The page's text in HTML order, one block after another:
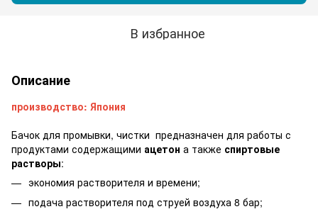
В избранное
Описание
производство: Япония
Бачок для промывки, чистки предназначен для работы с
продуктами содержащими ацетон а также спиртовые
растворы:
экономия растворителя и времени;
подача растворителя под струей воздуха 8 бар;